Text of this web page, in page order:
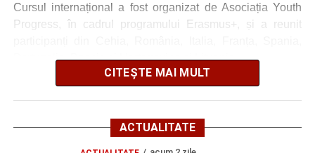
Competențele dobândite în cadrul acestor mobilități vor fi
Cursul internațional a fost organizat de Asociația Youth
Progress, în cadrul programului Erasmus+, și a reunit
Portugalia, Bosnia și Herțegovina și Lituania.
Din România au participat trei persoane, iar Nicoletta -
Gimnazială nr.3 Cugir) a avut bucuria de a reprezenta țara
în această experiență europeană dedicată sustenabilității
CITEȘTE MAI MULT
ACTUALITATE